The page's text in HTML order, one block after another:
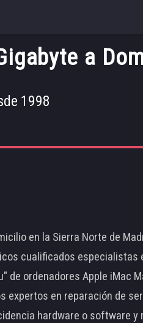
a
1998
en la Sierra Norte de
cualificados especialistas
ordenadores Apple iMac
expertos en reparación
hardware o software